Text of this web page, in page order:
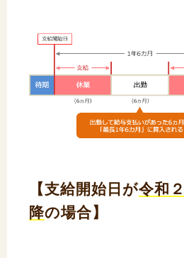
【支給開始日が令和
降の場合】